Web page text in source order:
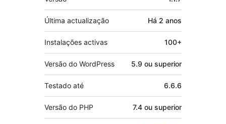
Última actualização Há 2 anos
Instalações activas 100+
Versão do WordPress 5.9 ou superior
Testado até 6.6.6
Versão do PHP 7.4 ou superior